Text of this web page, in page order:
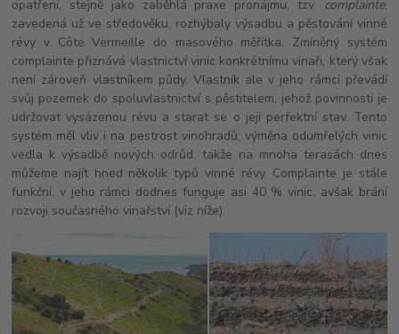
opatření, stejně jako zaběhlá praxe pronájmu, tzv. complainte,
zavedená už ve středověku, rozhýbaly výsadbu a pěstování vinné
révy v Côte Vermeille do masového měřítka. Zmíněný systém
complainte přiznává vlastnictví vinic konkrétnímu vinaři, který však
není zároveň vlastníkem půdy. Vlastník ale v jeho rámci převádí
svůj pozemek do spoluvlastnictví s pěstitelem, jehož povinností je
udržovat vysázenou révu a starat se o její perfektní stav. Tento
systém měl vliv i na pestrost vinohradů; výměna odumřelých vinic
vedla k výsadbě nových odrůd, takže na mnoha terasách dnes
můžeme najít hned několik typů vinné révy. Complainte je stále
funkční, v jeho rámci dodnes funguje asi 40 % vinic, avšak brání
rozvoji současného vinařství (viz níže).